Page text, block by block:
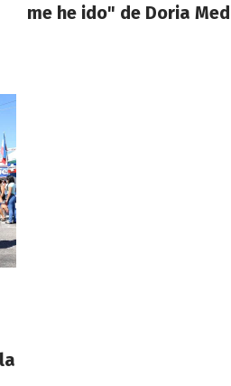
me he ido" de Doria